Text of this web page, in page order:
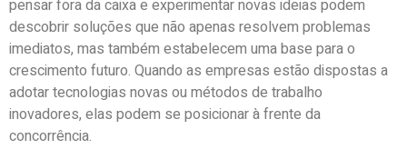
pensar fora da caixa e experimentar novas ideias podem
descobrir soluções que não apenas resolvem problemas
imediatos, mas também estabelecem uma base para o
crescimento futuro. Quando as empresas estão dispostas a
adotar tecnologias novas ou métodos de trabalho
inovadores, elas podem se posicionar à frente da
concorrência.